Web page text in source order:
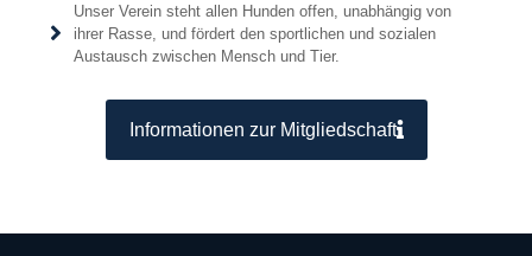
Unser Verein steht allen Hunden offen, unabhängig von
ihrer Rasse, und fördert den sportlichen und sozialen
Austausch zwischen Mensch und Tier.
Informationen zur Mitgliedschaft